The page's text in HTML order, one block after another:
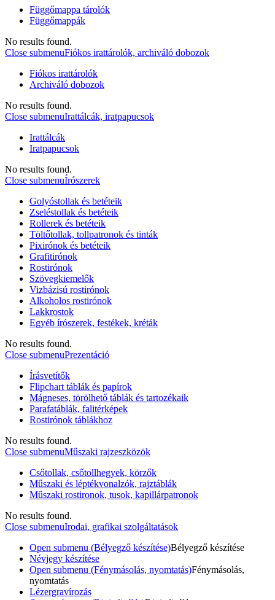
Függőmappa tárolók
Függőmappák
No results found.
Close submenuFiókos irattárolók, archiváló dobozok
Fiókos irattárolók
Archiváló dobozok
No results found.
Close submenuIrattálcák, iratpapucsok
Irattálcák
Iratpapucsok
No results found.
Close submenuÍrószerek
Golyóstollak és betéteik
Zseléstollak és betéteik
Rollerek és betéteik
Töltőtollak, tollpatronok és tinták
Pixirónok és betéteik
Grafitirónok
Rostirónok
Szövegkiemelők
Vizbázisú rostirónok
Alkoholos rostirónok
Lakkrostok
Egyéb írószerek, festékek, kréták
No results found.
Close submenuPrezentáció
Írásvetítők
Flipchart táblák és papírok
Mágneses, törölhető táblák és tartozékaik
Parafatáblák, falitérképek
Rostirónok táblákhoz
No results found.
Close submenuMűszaki rajzeszközök
Csőtollak, csőtollhegyek, körzők
Műszaki és léptékvonalzók, rajztáblák
Műszaki rostironok, tusok, kapillárpatronok
No results found.
Close submenuIrodai, grafikai szolgáltatások
Open submenu (Bélyegző készítése)Bélyegző készítése
Névjegy készítése
Open submenu (Fénymásolás, nyomtatás)Fénymásolás,
nyomtatás
Lézergravírozás